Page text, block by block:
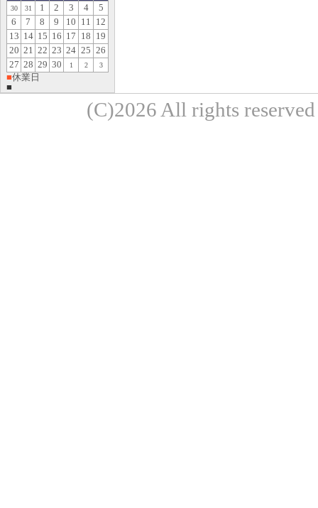
30 31 1 2 3 4
5
6
7 8 9 10 11
12
13 14 15 16 17 18 19
20 21 22 23 24 25 26
27 28 29 30 1 2 3
■休業日
■
(C)2026 All rights